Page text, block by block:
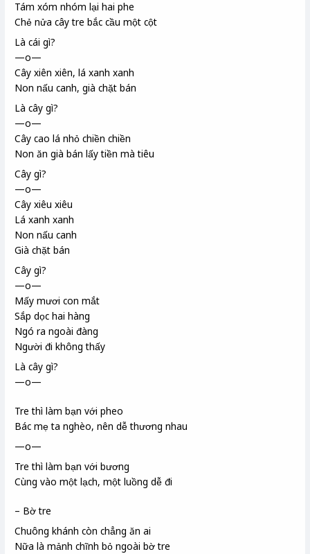
Tám xóm nhóm lại hai phe
Chẻ nửa cây tre bắc cầu một cột
Là cái gì?
—o—
Cây xiên xiên, lá xanh xanh
Non nấu canh, già chặt bán
Là cây gì?
—o—
Cây cao lá nhỏ chiền chiền
Non ăn già bán lấy tiền mà tiêu
Cây gì?
—o—
Cây xiêu xiêu
Lá xanh xanh
Non nấu canh
Già chặt bán
Cây gì?
—o—
Mấy mươi con mắt
Sắp dọc hai hàng
Ngó ra ngoài đàng
Người đi không thấy
Là cây gì?
—o—
Tre thì làm bạn với pheo
Bác mẹ ta nghèo, nên dễ thương nhau
—o—
Tre thì làm bạn với bương
Cùng vào một lạch, một luồng dễ đi
– Bờ tre
Chuông khánh còn chẳng ăn ai
Nữa là mảnh chĩnh bỏ ngoài bờ tre